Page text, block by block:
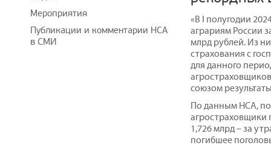
«В I полугодии
аграриям России
млрд рублей. Из
страхования с
для данного
союзом
По данным НСА,
агростраховщики
1,726 млрд – за
погибшее
Мероприятия
Публикации и комментарии НСА
в СМИ